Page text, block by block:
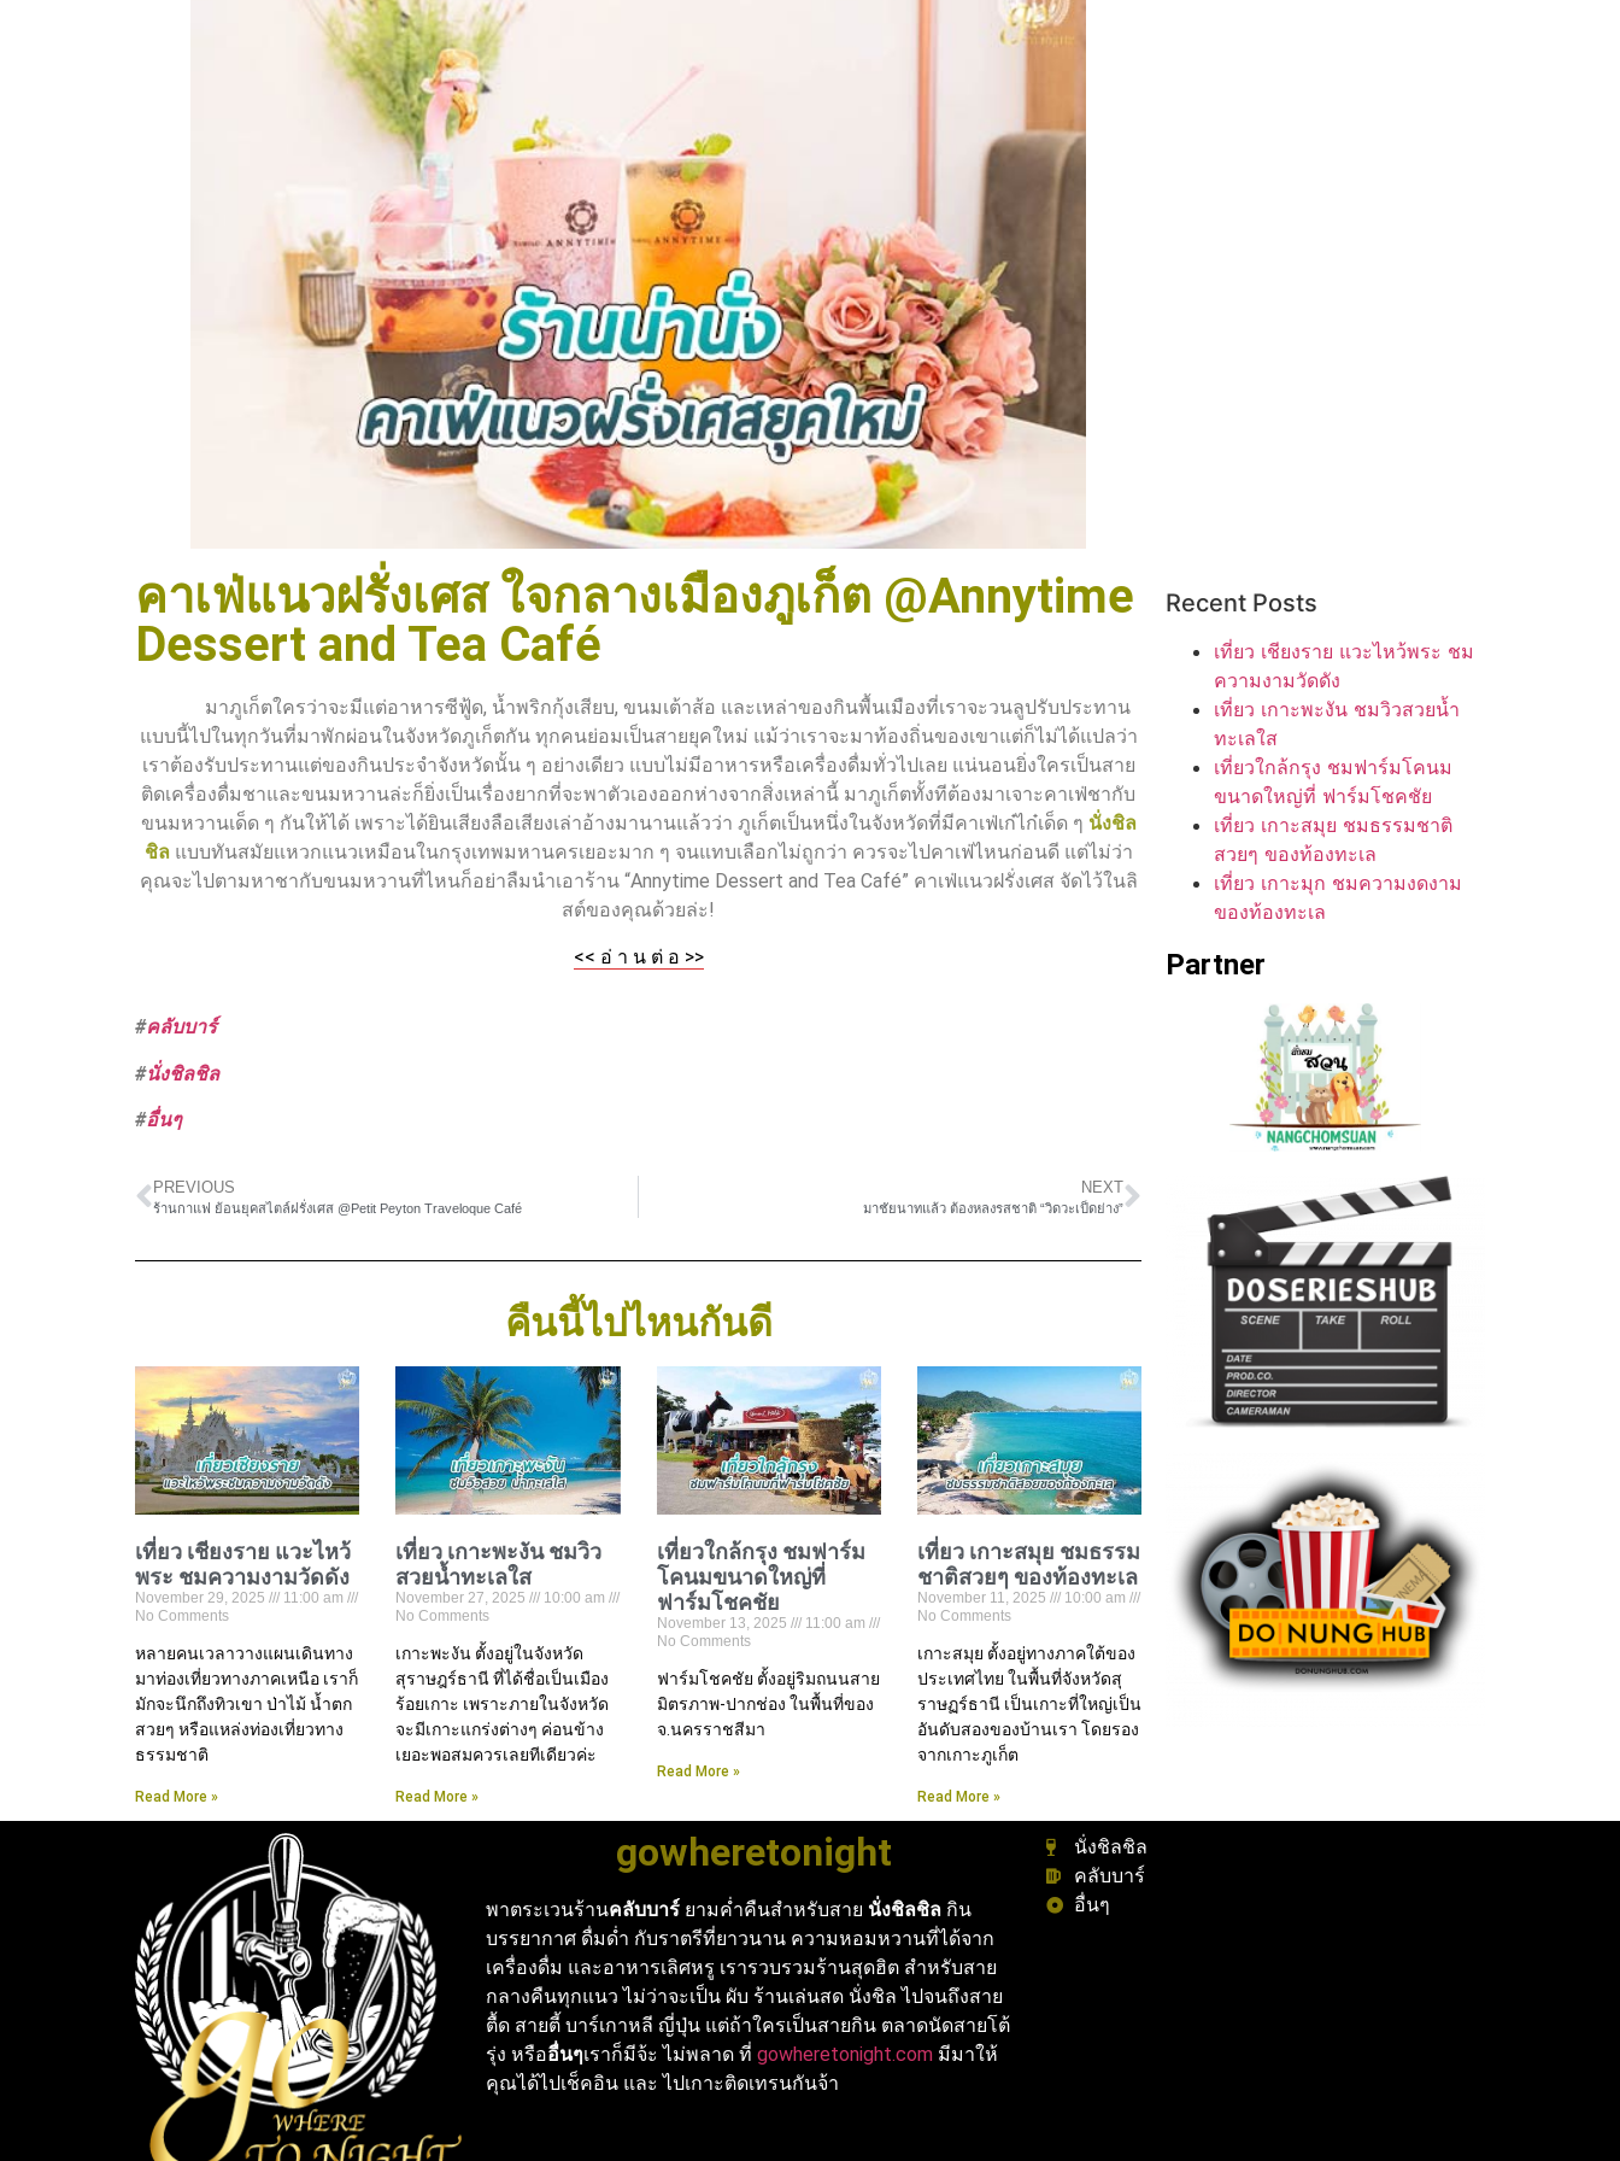
คาเฟ่แนวฝรั่งเศส ใจกลางเมืองภูเก็ต @Annytime
Dessert and Tea Café
มาภูเก็ตใครว่าจะมีแต่อาหารซีฟู้ด, น้ำพริกกุ้งเสียบ, ขนมเต้าส้อ และเหล่าของกินพื้นเมืองที่เราจะวนลูปรับประทาน
แบบนี้ไปในทุกวันที่มาพักผ่อนในจังหวัดภูเก็ตกัน ทุกคนย่อมเป็นสายยุคใหม่ แม้ว่าเราจะมาท้องถิ่นของเขาแต่ก็ไม่ได้แปลว่า
เราต้องรับประทานแต่ของกินประจำจังหวัดนั้น ๆ อย่างเดียว แบบไม่มีอาหารหรือเครื่องดื่มทั่วไปเลย แน่นอนยิ่งใครเป็นสาย
ติดเครื่องดื่มชาและขนมหวานล่ะก็ยิ่งเป็นเรื่องยากที่จะพาตัวเองออกห่างจากสิ่งเหล่านี้ มาภูเก็ตทั้งทีต้องมาเจาะคาเฟ่ชากับ
ขนมหวานเด็ด ๆ กันให้ได้ เพราะได้ยินเสียงลือเสียงเล่าอ้างมานานแล้วว่า ภูเก็ตเป็นหนึ่งในจังหวัดที่มีคาเฟ่เก๋ไก๋เด็ด ๆ นั่งชิล
ชิลแบบทันสมัยแหวกแนวเหมือนในกรุงเทพมหานครเยอะมาก ๆ จนแทบเลือกไม่ถูกว่า ควรจะไปคาเฟ่ไหนก่อนดี แต่ไม่ว่า
คุณจะไปตามหาชากับขนมหวานที่ไหนก็อย่าลืมนำเอาร้าน “Annytime Dessert and Tea Café” คาเฟ่แนวฝรั่งเศส จัดไว้ในลิ
สต์ของคุณด้วยล่ะ!
<< อ่ า น ต่ อ >>
#คลับบาร์
#นั่งชิลชิล
#อื่นๆ
PREVIOUS
ร้านกาแฟ ย้อนยุคสไตล์ฝรั่งเศส @Petit Peyton Traveloque Café
NEXT
มาชัยนาทแล้ว ต้องหลงรสชาติ “วิดวะเป็ดย่าง”
คืนนี้ไปไหนกันดี
เที่ยว เชียงราย แวะไหว้
พระ ชมความงามวัดดัง
November 29, 2025
11:00 am
No Comments
หลายคนเวลาวางแผนเดินทาง
มาท่องเที่ยวทางภาคเหนือ เราก็
มักจะนึกถึงทิวเขา ป่าไม้ น้ำตก
สวยๆ หรือแหล่งท่องเที่ยวทาง
ธรรมชาติ
Read More »
เที่ยว เกาะพะงัน ชมวิว
สวยน้ำทะเลใส
November 27, 2025
10:00 am
No Comments
เกาะพะงัน ตั้งอยู่ในจังหวัด
สุราษฎร์ธานี ที่ได้ชื่อเป็นเมือง
ร้อยเกาะ เพราะภายในจังหวัด
จะมีเกาะแกร่งต่างๆ ค่อนข้าง
เยอะพอสมควรเลยทีเดียวค่ะ
Read More »
เที่ยวใกล้กรุง ชมฟาร์ม
โคนมขนาดใหญ่ที่
ฟาร์มโชคชัย
November 13, 2025
11:00 am
No Comments
ฟาร์มโชคชัย ตั้งอยู่ริมถนนสาย
มิตรภาพ-ปากช่อง ในพื้นที่ของ
จ.นครราชสีมา
Read More »
เที่ยว เกาะสมุย ชมธรรม
ชาติสวยๆ ของท้องทะเล
November 11, 2025
10:00 am
No Comments
เกาะสมุย ตั้งอยู่ทางภาคใต้ของ
ประเทศไทย ในพื้นที่จังหวัดสุ
ราษฏร์ธานี เป็นเกาะที่ใหญ่เป็น
อันดับสองของบ้านเรา โดยรอง
จากเกาะภูเก็ต
Read More »
Recent Posts
เที่ยว เชียงราย แวะไหว้พระ ชม
ความงามวัดดัง
เที่ยว เกาะพะงัน ชมวิวสวยน้ำ
ทะเลใส
เที่ยวใกล้กรุง ชมฟาร์มโคนม
ขนาดใหญ่ที่ ฟาร์มโชคชัย
เที่ยว เกาะสมุย ชมธรรมชาติ
สวยๆ ของท้องทะเล
เที่ยว เกาะมุก ชมความงดงาม
ของท้องทะเล
Partner
gowheretonight
พาตระเวนร้านคลับบาร์ยามค่ำคืนสำหรับสาย นั่งชิลชิลกิน
บรรยากาศ ดื่มด่ำ กับราตรีที่ยาวนาน ความหอมหวานที่ได้จาก
เครื่องดื่ม และอาหารเลิศหรู เรารวบรวมร้านสุดฮิต สำหรับสาย
กลางคืนทุกแนว ไม่ว่าจะเป็น ผับ ร้านเล่นสด นั่งชิล ไปจนถึงสาย
ตื้ด สายตี้ บาร์เกาหลี ญี่ปุ่น แต่ถ้าใครเป็นสายกิน ตลาดนัดสายโต้
รุ่ง หรืออื่นๆเราก็มีจ้ะ ไม่พลาด ที่ gowheretonight.comมีมาให้
คุณได้ไปเช็คอิน และ ไปเกาะติดเทรนกันจ้า
นั่งชิลชิล
คลับบาร์
อื่นๆ